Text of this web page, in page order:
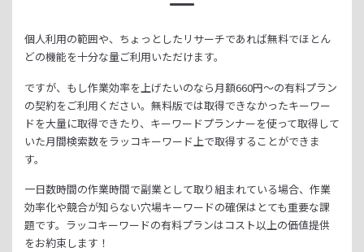
個人利用の範囲や、ちょっとしたリサーチであれば無料でほとん
どの機能を十分な量ご利用いただけます。
ですが、もし作業効率を上げたいのなら月額660円～の有料プラン
の契約をご利用ください。 無料版では取得できなかったキーワー
ドを大量に取得できたり、 キーワードプランナーを使って取得して
いた月間検索数をラッコキーワード上で取得することができま
す。
一日数時間の作業時間で副業として取り組まれている場合、 作業
効率化や競合が知らない穴場キーワードの確保はとても重要な課
題です。 ラッコキーワードの有料プランはコスト以上の価値提供
をお約束します！